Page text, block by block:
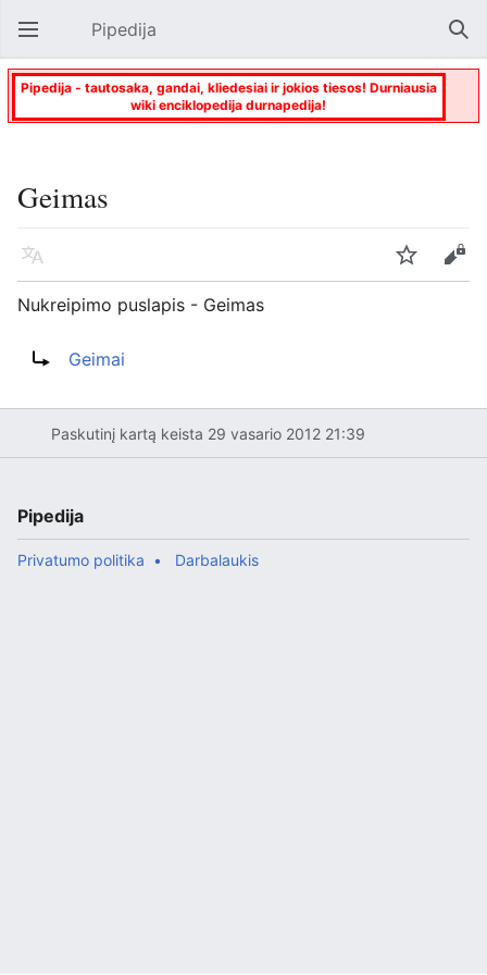
Atverti pagrindinį meniu Pipedija
Pipedija - tautosaka, gandai, kliedesiai ir jokios tiesos! Durniausia
wiki enciklopedija durnapedija!
Geimas
Kalba Stebėti
Keisti
Nukreipimo puslapis - Geimas
Geimai
Paskutinį kartą keista 29 vasario 2012 21:39
Pipedija
Privatumo politika Darbalaukis